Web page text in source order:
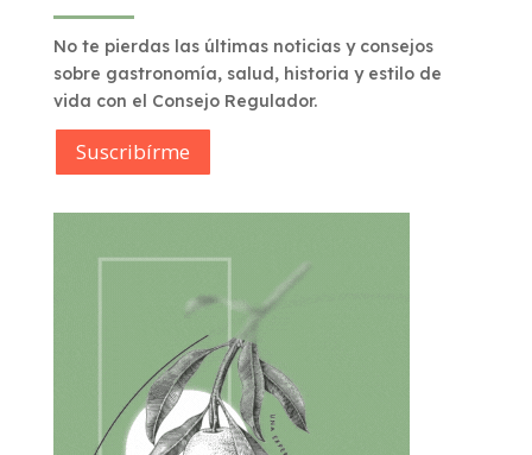
No te pierdas las últimas noticias y consejos
sobre gastronomía, salud, historia y estilo de
vida con el Consejo Regulador.
Suscribírme